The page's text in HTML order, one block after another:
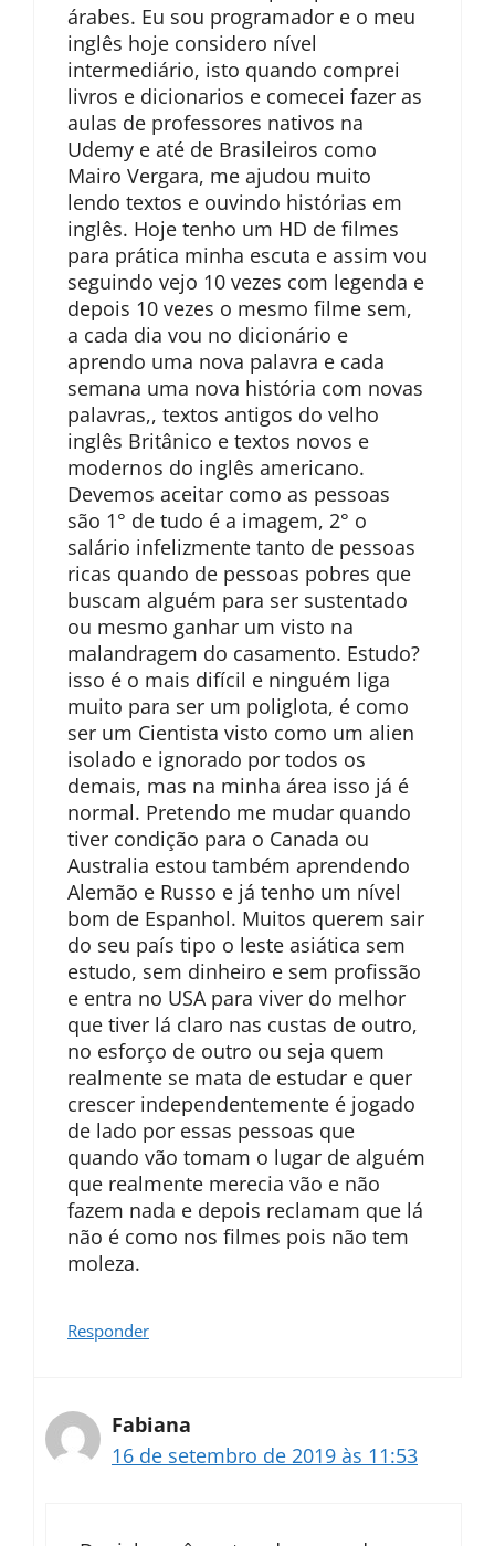
árabes. Eu sou programador e o meu
inglês hoje considero nível
intermediário, isto quando comprei
livros e dicionarios e comecei fazer as
aulas de professores nativos na
Udemy e até de Brasileiros como
Mairo Vergara, me ajudou muito
lendo textos e ouvindo histórias em
inglês. Hoje tenho um HD de filmes
para prática minha escuta e assim vou
seguindo vejo 10 vezes com legenda e
depois 10 vezes o mesmo filme sem,
a cada dia vou no dicionário e
aprendo uma nova palavra e cada
semana uma nova história com novas
palavras,, textos antigos do velho
inglês Britânico e textos novos e
modernos do inglês americano.
Devemos aceitar como as pessoas
são 1° de tudo é a imagem, 2° o
salário infelizmente tanto de pessoas
ricas quando de pessoas pobres que
buscam alguém para ser sustentado
ou mesmo ganhar um visto na
malandragem do casamento. Estudo?
isso é o mais difícil e ninguém liga
muito para ser um poliglota, é como
ser um Cientista visto como um alien
isolado e ignorado por todos os
demais, mas na minha área isso já é
normal. Pretendo me mudar quando
tiver condição para o Canada ou
Australia estou também aprendendo
Alemão e Russo e já tenho um nível
bom de Espanhol. Muitos querem sair
do seu país tipo o leste asiática sem
estudo, sem dinheiro e sem profissão
e entra no USA para viver do melhor
que tiver lá claro nas custas de outro,
no esforço de outro ou seja quem
realmente se mata de estudar e quer
crescer independentemente é jogado
de lado por essas pessoas que
quando vão tomam o lugar de alguém
que realmente merecia vão e não
fazem nada e depois reclamam que lá
não é como nos filmes pois não tem
moleza.
Responder
Fabiana
16 de setembro de 2019 às 11:53